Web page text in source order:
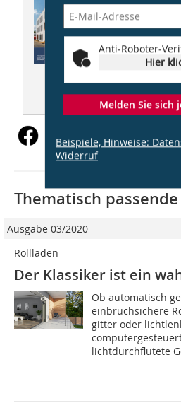
Anti-Roboter-
Hier
Melden Sie sich
Beispiele, Hinweise:
Widerruf
Thematisch
Ausgabe 03/2020
Rollläden
Der Klassiker ist ein
Ob automatisch
einbruchsichere
gitter oder
lichtdurchflutete